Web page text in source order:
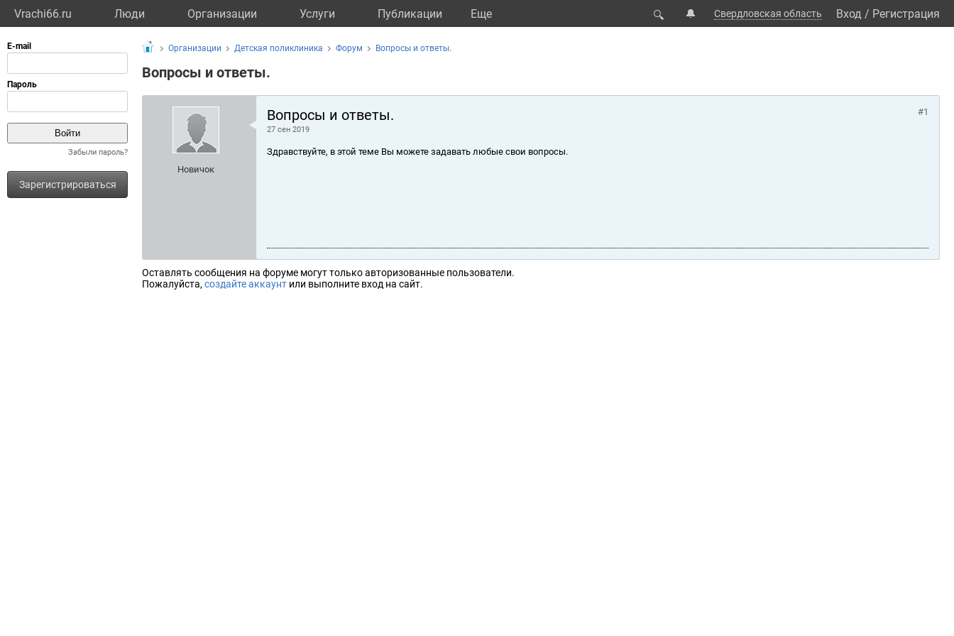
Vrachi66.ru Люди Организации Услуги Публикации Eще 🔍 🔔 Свердловская область Вход / Регистрация
Забыли пароль?
Зарегистрироваться
Организации Детская поликлиника Форум Вопросы и ответы.
Вопросы и ответы.
Новичок
Вопросы и ответы.
27 сен 2019
#1
Здравствуйте, в этой теме Вы можете задавать любые свои вопросы.
Оставлять сообщения на форуме могут только авторизованные пользователи.
Пожалуйста, создайте аккаунт или выполните вход на сайт.